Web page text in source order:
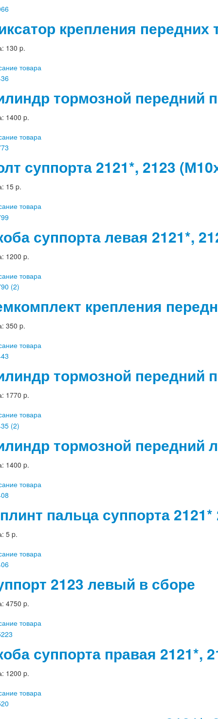
крепления
130 p.
товара
тормозной передний
1400 p.
товара
суппорта 2121*, 2123
15 p.
товара
суппорта левая 2121*,
1200 p.
товара
крепления
350 p.
товара
тормозной передний
1770 p.
товара
тормозной передний
1400 p.
товара
пальца суппорта 2121*
5 p.
товара
2123 левый в сборе
4750 p.
товара
суппорта правая 2121*,
1200 p.
товара